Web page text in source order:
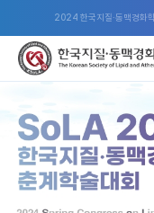
2024 한국지질·동맥경화